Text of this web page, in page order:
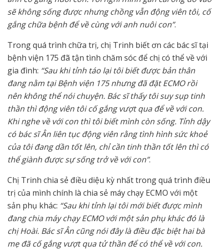
sẽ không sống được nhưng chồng vẫn động viên tôi, cố
gắng chữa bệnh để về cùng với anh nuôi con”.
Trong quá trình chữa trị, chị Trinh biết ơn các bác sĩ tại
bệnh viện 175 đã tận tình chăm sóc để chị có thể về với
gia đình: “Sau khi tỉnh táo lại tôi biết được bản thân
đang nằm tại Bệnh viện 175 nhưng đã đặt ECMO rồi
nên không thể nói chuyện. Bác sĩ thấy tôi suy sụp tinh
thần thì động viên tôi cố gắng vượt qua để về với con.
Khi nghe về với con thì tôi biết mình còn sống. Tỉnh dậy
có bác sĩ Ân liên tục động viên rằng tình hình sức khoẻ
của tôi đang dần tốt lên, chỉ cần tinh thần tốt lên thì có
thể giành được sự sống trở về với con”.
Chị Trinh chia sẻ điều diệu kỳ nhất trong quá trình điều
trị của mình chính là chia sẻ máy chạy ECMO với một
sản phụ khác: “Sau khi tỉnh lại tôi mới biết được mình
đang chia máy chạy ECMO với một sản phụ khác đó là
chị Hoài. Bác sĩ Ân cũng nói đây là điều đặc biệt hai bà
mẹ đã cố gắng vượt qua tử thần để có thể về với con.